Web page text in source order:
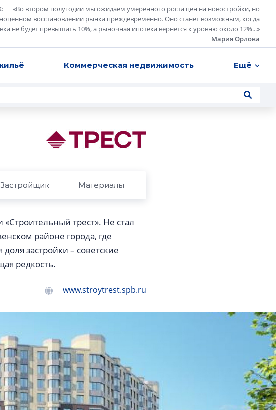
: «Во втором полугодии мы ожидаем умеренного роста цен на новостройки, но
восстановлении рынка преждевременно. Оно станет возможным, когда
не будет превышать 10%, а рыночная ипотека вернется к уровню около 12%...»
Мария Орлова
Коммерческая недвижимость Ещё
Застройщик Материалы
трест». Не стал
районе города, где
застройки – советские
редкость.
www.stroytrest.spb.ru